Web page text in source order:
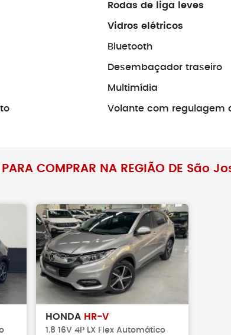
Rodas de liga leves
Vidros elétricos
Bluetooth
Desembaçador traseiro
Multimídia
Volante com regulagem
COMPRAR NA REGIÃO DE São
HONDA HR-V
1.8 16V 4P LX Flex Automático
Não faça pagamentos antes de